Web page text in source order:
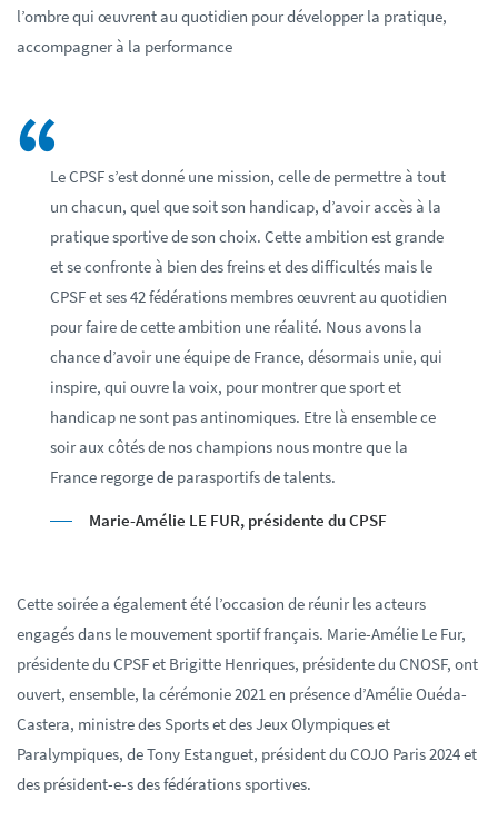
l’ombre qui œuvrent au quotidien pour développer la pratique,
accompagner à la performance
Le CPSF s’est donné une mission, celle de permettre à tout
un chacun, quel que soit son handicap, d’avoir accès à la
pratique sportive de son choix. Cette ambition est grande
et se confronte à bien des freins et des difficultés mais le
CPSF et ses 42 fédérations membres œuvrent au quotidien
pour faire de cette ambition une réalité. Nous avons la
chance d’avoir une équipe de France, désormais unie, qui
inspire, qui ouvre la voix, pour montrer que sport et
handicap ne sont pas antinomiques. Etre là ensemble ce
soir aux côtés de nos champions nous montre que la
France regorge de parasportifs de talents.
Marie-Amélie LE FUR, présidente du CPSF
Cette soirée a également été l’occasion de réunir les acteurs
engagés dans le mouvement sportif français. Marie-Amélie Le Fur,
présidente du CPSF et Brigitte Henriques, présidente du CNOSF, ont
ouvert, ensemble, la cérémonie 2021 en présence d’Amélie Ouéda-
Castera, ministre des Sports et des Jeux Olympiques et
Paralympiques, de Tony Estanguet, président du COJO Paris 2024 et
des président-e-s des fédérations sportives.